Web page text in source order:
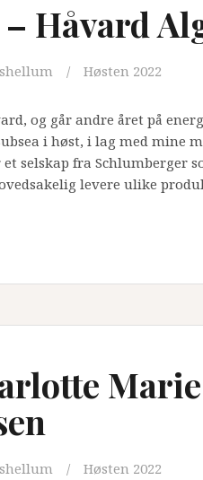
– Håvard
Høsten 2022
og går andre året på
i høst, i lag med mine
et selskap fra Schlumberger
levere ulike
Marie
Høsten 2022